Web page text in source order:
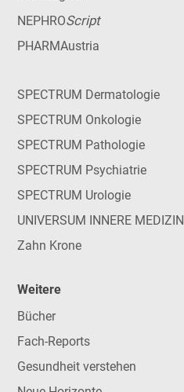
NEPHROScript
PHARMAustria
SPECTRUM Dermatologie
SPECTRUM Onkologie
SPECTRUM Pathologie
SPECTRUM Psychiatrie
SPECTRUM Urologie
UNIVERSUM INNERE MEDIZIN
Zahn Krone
Weitere
Bücher
Fach-Reports
Gesundheit verstehen